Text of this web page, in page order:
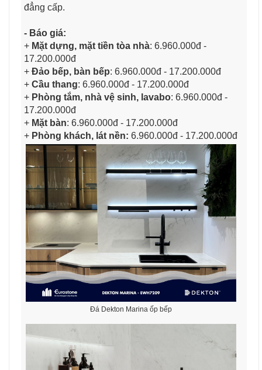
đẳng cấp.
- Báo giá:
+ Mặt dựng, mặt tiền tòa nhà: 6.960.000đ -
17.200.000đ
+ Đảo bếp, bàn bếp: 6.960.000đ - 17.200.000đ
+ Cầu thang: 6.960.000đ - 17.200.000đ
+ Phòng tắm, nhà vệ sinh, lavabo: 6.960.000đ -
17.200.000đ
+ Mặt bàn: 6.960.000đ - 17.200.000đ
+ Phòng khách, lát nền: 6.960.000đ - 17.200.000đ
Đá Dekton Marina ốp bếp